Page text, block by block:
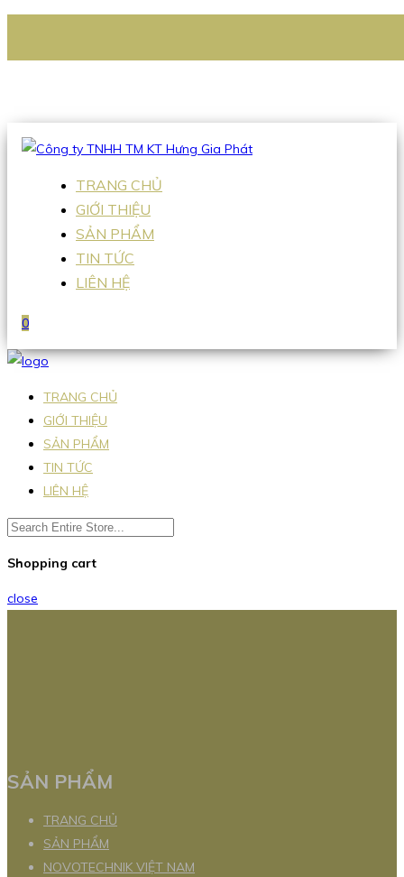
Hotline:0938 336 079
TRANG CHỦ
GIỚI THIỆU
SẢN PHẨM
TIN TỨC
LIÊN HỆ
0
TRANG CHỦ
GIỚI THIỆU
SẢN PHẨM
TIN TỨC
LIÊN HỆ
Shopping cart
close
SẢN PHẨM
TRANG CHỦ
SẢN PHẨM
NOVOTECHNIK VIỆT NAM